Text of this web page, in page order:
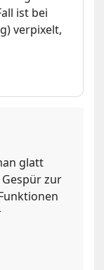
ist bei
verpixelt,
glatt
zur